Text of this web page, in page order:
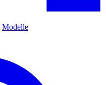
Modelle